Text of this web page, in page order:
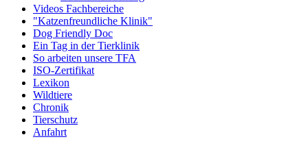
Videos Fachbereiche
"Katzenfreundliche Klinik"
Dog Friendly Doc
Ein Tag in der Tierklinik
So arbeiten unsere TFA
ISO-Zertifikat
Lexikon
Wildtiere
Chronik
Tierschutz
Anfahrt